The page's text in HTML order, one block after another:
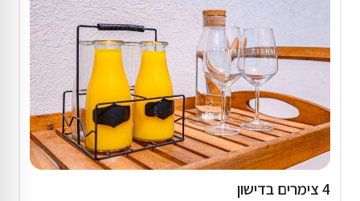
4 צימרים בדישון